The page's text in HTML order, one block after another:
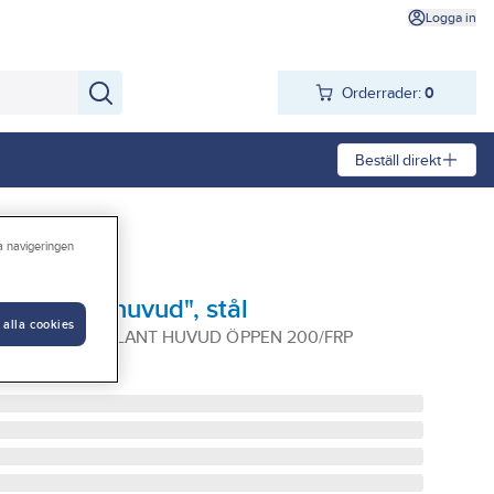
Logga in
Orderrader: 0
Beställ direkt
"plant huvud", stål
M6 PLANT HUVUD ÖPPEN 200/FRP
navigeringen
alla cookies